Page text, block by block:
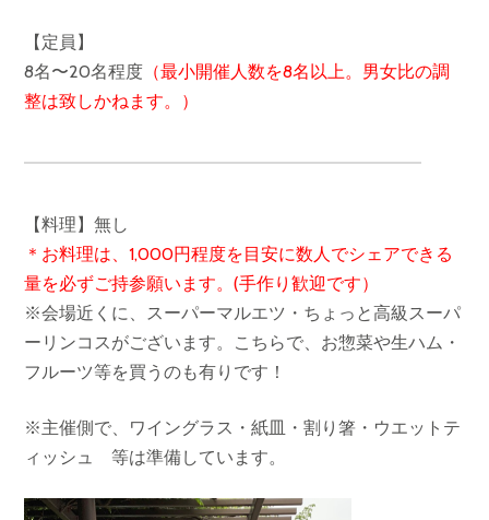
【定員】
8名〜20名程度 （最小開催人数を8名以上。男女比の調
整は致しかねます。）
【料理】無し
＊お料理は、1,000円程度を目安に数人でシェアできる
量を必ずご持参願います。(手作り歓迎です）
※会場近くに、スーパーマルエツ・ちょっと高級スーパ
ーリンコスがございます。こちらで、お惣菜や生ハム・
フルーツ等を買うのも有りです！
※主催側で、ワイングラス・紙皿・割り箸・ウエットテ
ィッシュ 等は準備しています。